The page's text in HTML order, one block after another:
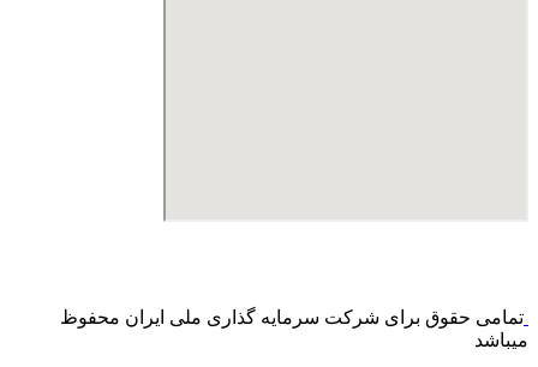
تمامی حقوق برای شرکت سرمایه گذاری ملی ایران محفوظ
میباشد